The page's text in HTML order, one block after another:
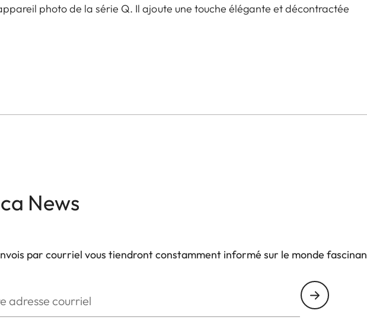
photo de la série Q. Il ajoute une touche élégante et décontractée
News
par courriel vous tiendront constamment informé sur le monde